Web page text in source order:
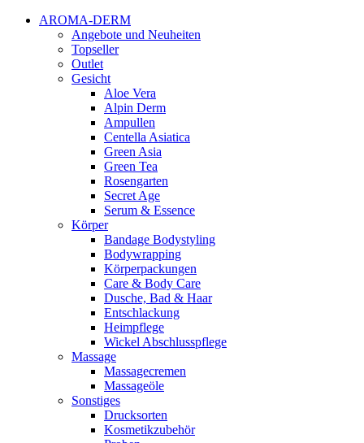
AROMA-DERM
Angebote und Neuheiten
Topseller
Outlet
Gesicht
Aloe Vera
Alpin Derm
Ampullen
Centella Asiatica
Green Asia
Green Tea
Rosengarten
Secret Age
Serum & Essence
Körper
Bandage Bodystyling
Bodywrapping
Körperpackungen
Care & Body Care
Dusche, Bad & Haar
Entschlackung
Heimpflege
Wickel Abschlusspflege
Massage
Massagecremen
Massageöle
Sonstiges
Drucksorten
Kosmetikzubehör